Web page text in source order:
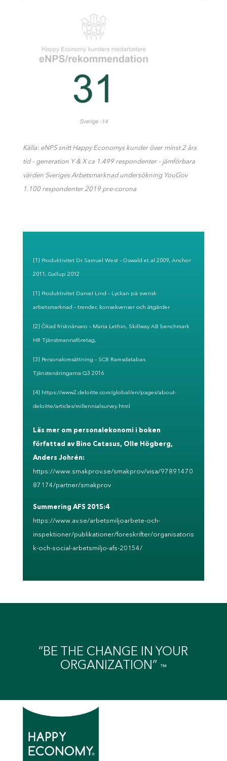
Källa: eNPS snitt Happy Economys kunder över minst 2 års
tid – generation Y & X ca 1.499 respondenter – jämförbara
värden Sveriges Arbetsmarknad undersökning YouGov
1.100 respondenter 2019 pre-corona
[1] Produktivitet Dr Samuel West – Oswald et al 2009, Anchor
2011, Gallup 2012
[1] Produktivitet Daniel Lind – Lyckan på svensk
arbetsmarknad – trender, konsekvenser och åtgärder
[2] Ökad frisknärvaro – Maria Lethin, Skillway AB benchmark
HR Tjänstmannaföretag,
[3] Personalomsättning – SCB Ramsdatabas
Tjänstenäringarna Q3 2016
[4] https://www2.deloitte.com/global/en/pages/about-
deloitte/articles/millennialsurvey.html
Läs mer om personalekonomi i boken
författad av Bino Catasus, Olle Högberg,
Anders Johrén:
https://www.smakprov.se/smakprov/visa/97891470
87174/partner/smakprov
Summering AFS 2015:4
https://www.av.se/arbetsmiljoarbete-och-
inspektioner/publikationer/foreskrifter/organisatoris
k-och-social-arbetsmiljo-afs-20154/
”BE THE CHANGE IN YOUR
ORGANIZATION”
™